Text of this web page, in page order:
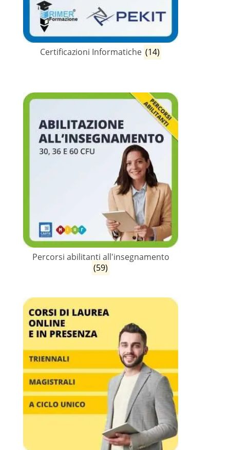
Certificazioni Informatiche (14)
Percorsi abilitanti all'insegnamento
(59)